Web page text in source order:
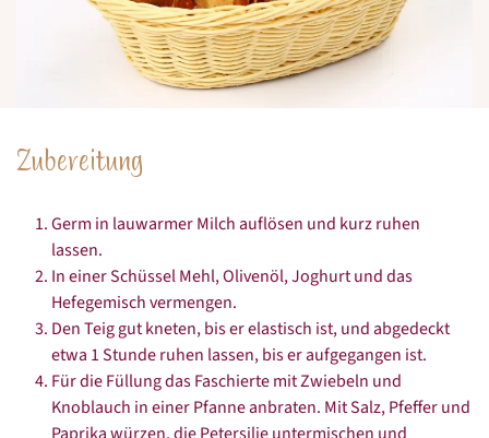
Zubereitung
Germ in lauwarmer Milch auflösen und kurz ruhen
lassen.
In einer Schüssel Mehl, Olivenöl, Joghurt und das
Hefegemisch vermengen.
Den Teig gut kneten, bis er elastisch ist, und abgedeckt
etwa 1 Stunde ruhen lassen, bis er aufgegangen ist.
Für die Füllung das Faschierte mit Zwiebeln und
Knoblauch in einer Pfanne anbraten. Mit Salz, Pfeffer und